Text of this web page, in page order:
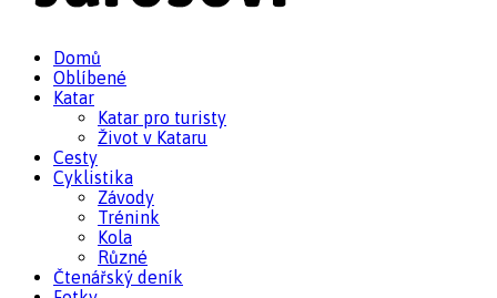
Domů
Oblíbené
Katar
Katar pro turisty
Život v Kataru
Cesty
Cyklistika
Závody
Trénink
Kola
Různé
Čtenářský deník